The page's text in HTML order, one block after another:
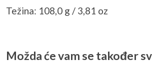
Težina: 108,0 g / 3,81 oz
Možda će vam se također